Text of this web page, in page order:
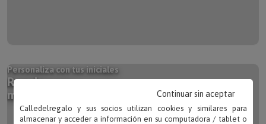
Regalos con
monograma (Iniciales)
Calledelregalo y sus socios utilizan cookies y similares para
almacenar y acceder a información en su computadora / tablet o
Continuar sin aceptar